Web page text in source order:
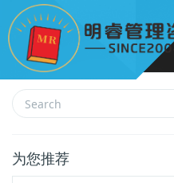
为您推荐